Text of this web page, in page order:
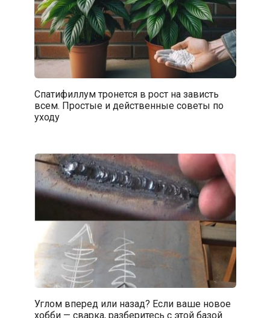
Спатифиллум тронется в рост на зависть
всем. Простые и действенные советы по
уходу
Углом вперед или назад? Если ваше новое
хобби — сварка, разберитесь с этой базой